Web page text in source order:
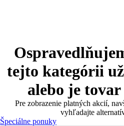
tejto kategórii
alebo je
Pre zobrazenie platných akcií,
vyhľadajte
Špeciálne ponuky